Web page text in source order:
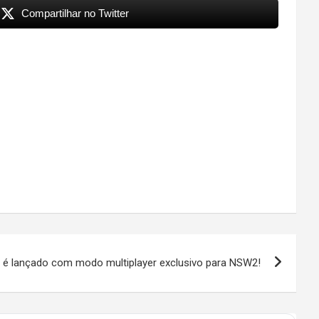
Compartilhar no Twitter
é lançado com modo multiplayer exclusivo para NSW2!